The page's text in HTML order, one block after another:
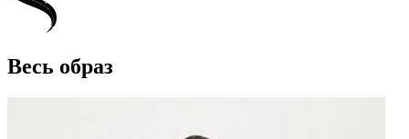
Весь образ